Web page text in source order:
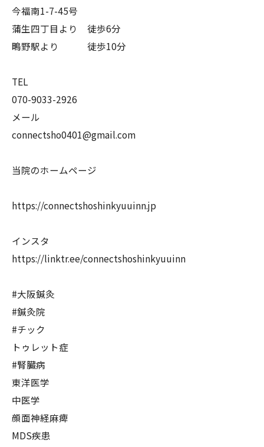
今福南1-7-45号
蒲生四丁目より 徒歩6分
鴫野駅より 徒歩10分
TEL
070-9033-2926
メール
connectsho0401@gmail.com
当院のホームページ
https://connectshoshinkyuuinn.jp
インスタ
https://linktr.ee/connectshoshinkyuuinn
#大阪鍼灸
#鍼灸院
#チック
トゥレット症
#腎臓病
東洋医学
中医学
顔面神経麻痺
MDS疾患